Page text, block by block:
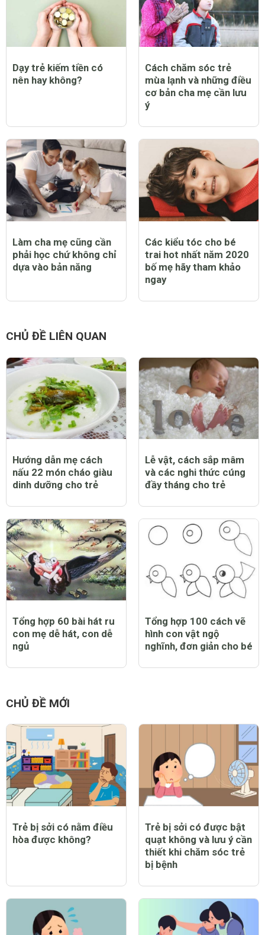
Dạy trẻ kiếm tiền có
nên hay không?
Cách chăm sóc trẻ
mùa lạnh và những điều
cơ bản cha mẹ cần lưu
ý
Làm cha mẹ cũng cần
phải học chứ không chỉ
dựa vào bản năng
Các kiểu tóc cho bé
trai hot nhất năm 2020
bố mẹ hãy tham khảo
ngay
CHỦ ĐỀ LIÊN QUAN
Hướng dẫn mẹ cách
nấu 22 món cháo giàu
dinh dưỡng cho trẻ
Lễ vật, cách sắp mâm
và các nghi thức cúng
đầy tháng cho trẻ
Tổng hợp 60 bài hát ru
con mẹ dễ hát, con dễ
ngủ
Tổng hợp 100 cách vẽ
hình con vật ngộ
nghĩnh, đơn giản cho bé
CHỦ ĐỀ MỚI
Trẻ bị sởi có nằm điều
hòa được không?
Trẻ bị sởi có được bật
quạt không và lưu ý cần
thiết khi chăm sóc trẻ
bị bệnh